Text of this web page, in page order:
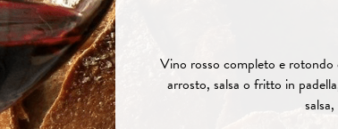
Vino rosso completo e rotondo
arrosto, salsa o fritto in